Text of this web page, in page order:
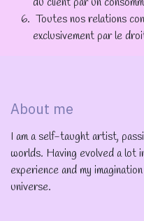
Toutes nos relations
exclusivement par le
About me
I am a self-taught artist,
worlds. Having evolved a lot
experience and my
universe.